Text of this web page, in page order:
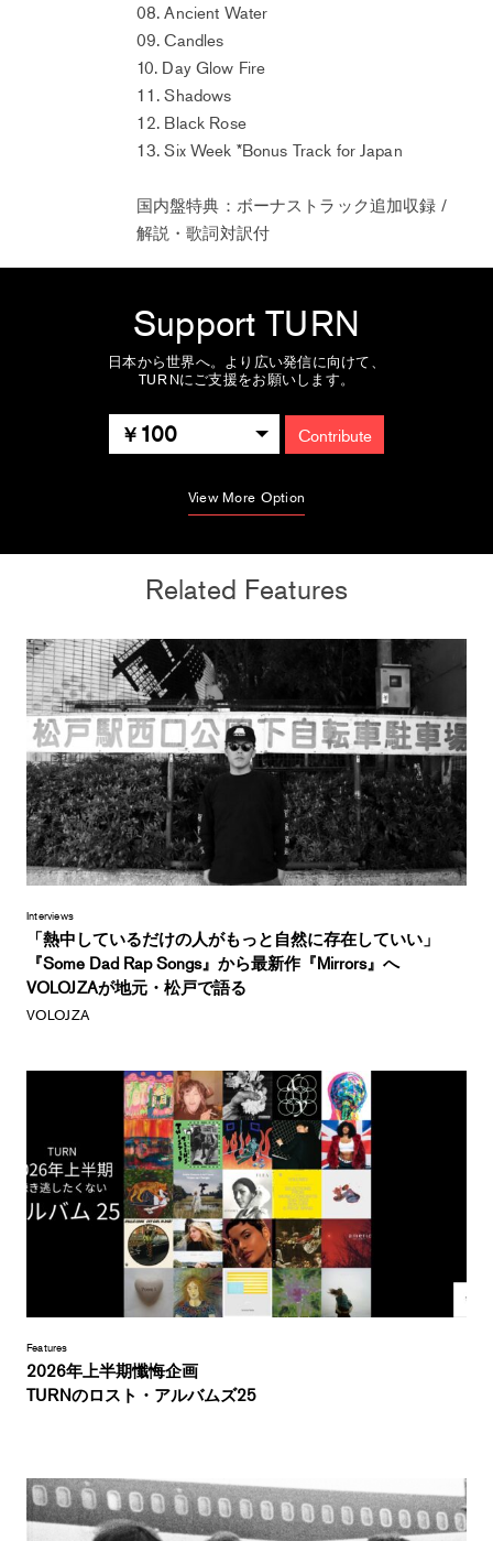
08. Ancient Water
09. Candles
10. Day Glow Fire
11. Shadows
12. Black Rose
13. Six Week *Bonus Track for Japan
国内盤特典：ボーナストラック追加収録 /
解説・歌詞対訳付
Support TURN
日本から世界へ。より広い発信に向けて、
TURNにご支援をお願いします。
100 Contribute
View More Option
Related Features
Interviews
「熱中しているだけの人がもっと自然に存在していい」
『Some Dad Rap Songs』から最新作『Mirrors』へ
VOLOJZAが地元・松戸で語る
VOLOJZA
Features
2026年上半期懺悔企画
TURNのロスト・アルバムズ25